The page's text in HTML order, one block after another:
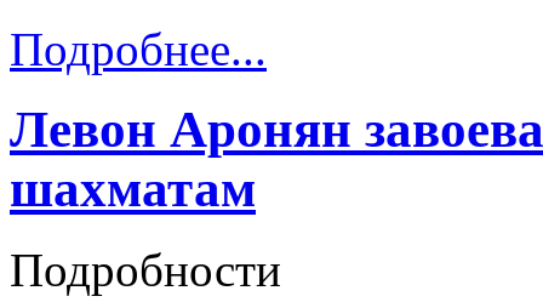
Подробнее...
Левон Аронян
шахматам
Подробности